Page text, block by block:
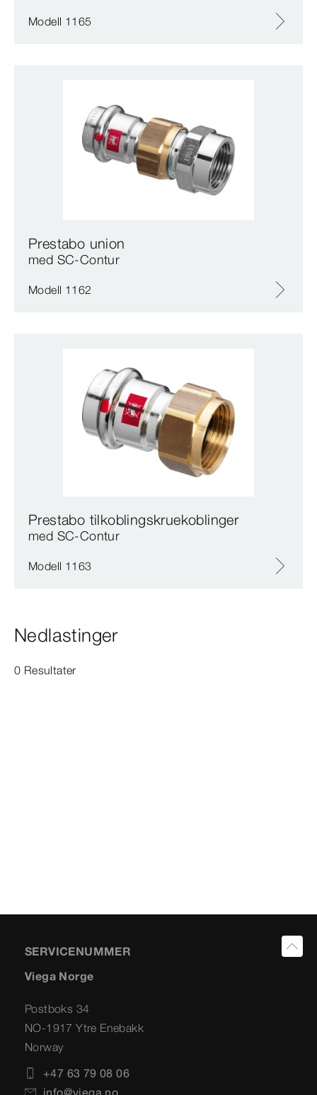
Modell 1165
Prestabo union
med SC‑Contur
Modell 1162
Prestabo tilkoblingskruekoblinger
med SC‑Contur
Modell 1163
Nedlastinger
0 Resultater
SERVICENUMMER
Viega Norge
Postboks 34
NO-1917 Ytre Enebakk
Norway
+47 63 79 08 06
info@viega.no